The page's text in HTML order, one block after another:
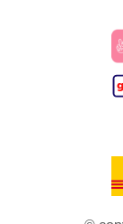
zu Ihren
Cookies zu
ZUSTIMMUNG